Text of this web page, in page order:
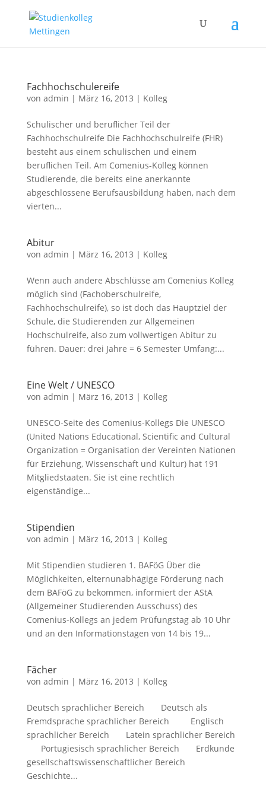
Fachhochschulereife
von admin | März 16, 2013 | Kolleg
Schulischer und beruflicher Teil der
Fachhochschulreife Die Fachhochschulreife (FHR)
besteht aus einem schulischen und einem
beruflichen Teil. Am Comenius-Kolleg können
Studierende, die bereits eine anerkannte
abgeschlossene Berufsausbildung haben, nach dem
vierten...
Abitur
von admin | März 16, 2013 | Kolleg
Wenn auch andere Abschlüsse am Comenius Kolleg
möglich sind (Fachoberschulreife,
Fachhochschulreife), so ist doch das Hauptziel der
Schule, die Studierenden zur Allgemeinen
Hochschulreife, also zum vollwertigen Abitur zu
führen. Dauer: drei Jahre = 6 Semester Umfang:...
Eine Welt / UNESCO
von admin | März 16, 2013 | Kolleg
UNESCO-Seite des Comenius-Kollegs Die UNESCO
(United Nations Educational, Scientific and Cultural
Organization = Organisation der Vereinten Nationen
für Erziehung, Wissenschaft und Kultur) hat 191
Mitgliedstaaten. Sie ist eine rechtlich
eigenständige...
Stipendien
von admin | März 16, 2013 | Kolleg
Mit Stipendien studieren 1. BAFöG Über die
Möglichkeiten, elternunabhägige Förderung nach
dem BAFöG zu bekommen, informiert der AStA
(Allgemeiner Studierenden Ausschuss) des
Comenius-Kollegs an jedem Prüfungstag ab 10 Uhr
und an den Informationstagen von 14 bis 19...
Fächer
von admin | März 16, 2013 | Kolleg
Deutsch sprachlicher Bereich Deutsch als
Fremdsprache sprachlicher Bereich Englisch
sprachlicher Bereich Latein sprachlicher Bereich
Portugiesisch sprachlicher Bereich Erdkunde
gesellschaftswissenschaftlicher Bereich
Geschichte...